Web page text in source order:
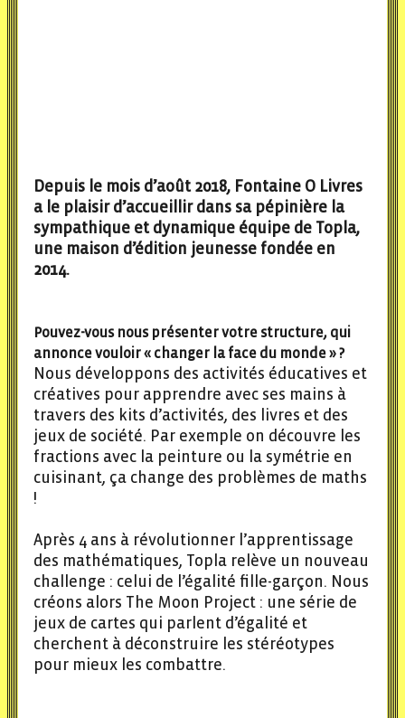
Depuis le mois d’août 2018, Fontaine O Livres
a le plaisir d’accueillir dans sa pépinière la
sympathique et dynamique équipe de Topla,
une maison d’édition jeunesse fondée en
2014.
Pouvez-vous nous présenter votre structure, qui
annonce vouloir « changer la face du monde » ?
Nous développons des activités éducatives et
créatives pour apprendre avec ses mains à
travers des kits d’activités, des livres et des
jeux de société. Par exemple on découvre les
fractions avec la peinture ou la symétrie en
cuisinant, ça change des problèmes de maths
!
Après 4 ans à révolutionner l’apprentissage
des mathématiques, Topla relève un nouveau
challenge : celui de l’égalité fille-garçon. Nous
créons alors The Moon Project : une série de
jeux de cartes qui parlent d’égalité et
cherchent à déconstruire les stéréotypes
pour mieux les combattre.